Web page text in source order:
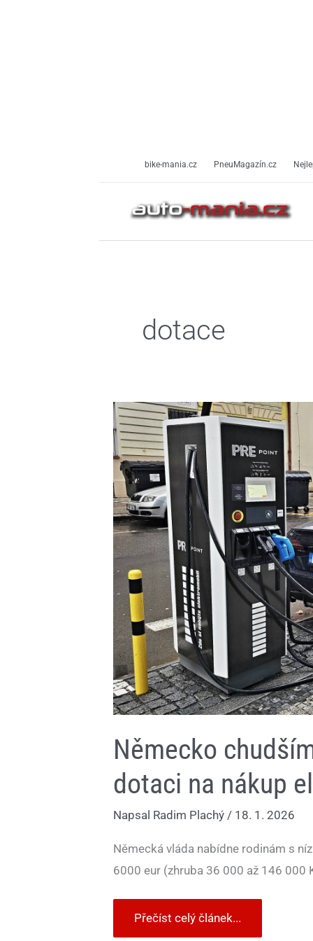
bike-mania.cz PneuMagazín.cz
dotace
Německo
dotaci na nákup
Napsal Radim Plachý / 18. 1. 2026
Německá vláda nabídne rodinám s
6000 eur (zhruba 36 000 až 146 000
Německo
chudším
rodinám
poskytne
dotaci
na
nákup
elektromobilu
Přečíst celý článek...